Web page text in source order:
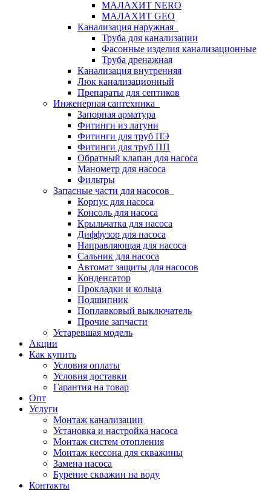
МАЛАХИТ NERO
МАЛАХИТ GEO
Канализация наружная
Труба для канализации
Фасонные изделия канализационные
Труба дренажная
Канализация внутренняя
Люк канализационный
Препараты для септиков
Инженерная сантехника
Запорная арматура
Фитинги из латуни
Фитинги для труб ПЭ
Фитинги для труб ПП
Обратный клапан для насоса
Манометр для насоса
Фильтры
Запасные части для насосов
Корпус для насоса
Консоль для насоса
Крыльчатка для насоса
Диффузор для насоса
Направляющая для насоса
Сальник для насоса
Автомат защиты для насосов
Конденсатор
Прокладки и кольца
Подшипник
Поплавковый выключатель
Прочие запчасти
Устаревшая модель
Акции
Как купить
Условия оплаты
Условия доставки
Гарантия на товар
Опт
Услуги
Монтаж канализации
Установка и настройка насоса
Монтаж систем отопления
Монтаж кессона для скважины
Замена насоса
Бурение скважин на воду
Контакты